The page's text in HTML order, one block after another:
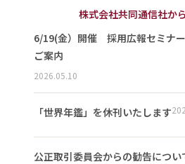
株式会社共同通信社か
6/19(金）開催 採用広報セミナ
ご案内
2026.05.10
「世界年鑑」を休刊いたします
公正取引委員会からの勧告につい